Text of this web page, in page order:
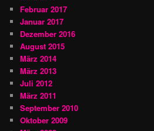
Februar 2017
Januar 2017
Dezember 2016
August 2015
März 2014
März 2013
Juli 2012
März 2011
September 2010
Oktober 2009